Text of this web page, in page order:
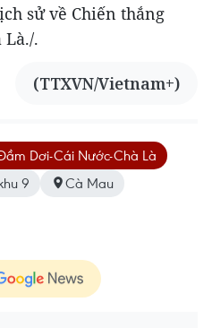
sử về Chiến thắng
Là./.
(TTXVN/Vietnam+)
Dơi-Cái Nước-Chà Là
9 Cà Mau